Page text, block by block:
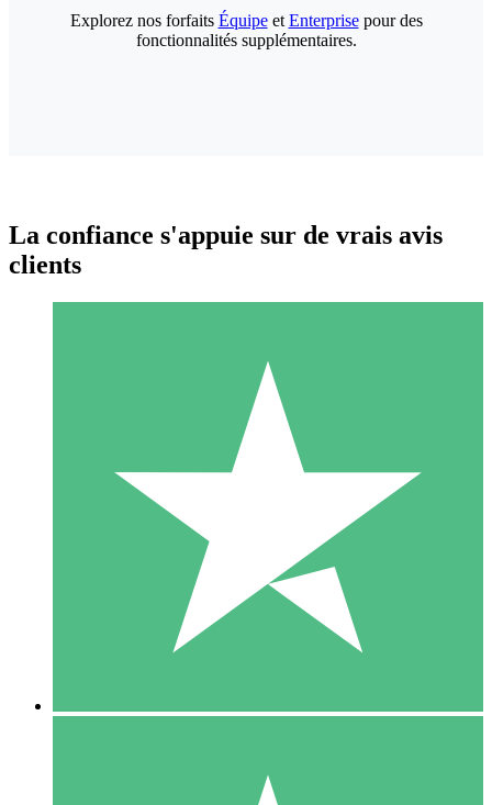
Packs de Crédits Individuels
Payez à l'utilisation avec des crédits de téléchargement. Sans
1 Téléchargement
10 00
10 Téléchargements
Explorez nos forfaits Équipeet Enterprisepour des
fonctionnalités supplémentaires.
La confiance s'appuie sur de vrais avis
clients